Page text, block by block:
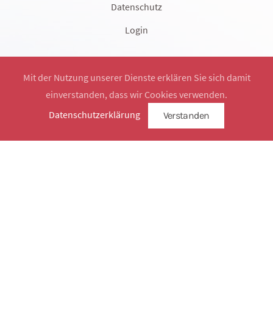
Datenschutz
Login
Mit der Nutzung unserer Dienste erklären Sie sich damit
einverstanden, dass wir Cookies verwenden.
Datenschutzerklärung
Verstanden